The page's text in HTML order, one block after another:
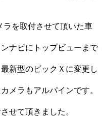
ラを取付させて頂いた車
ナビにトップビューまで
新型のビックＸに変更し
メラもアルパインです。
せて頂きました。